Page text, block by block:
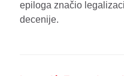
epiloga značio
decenije.